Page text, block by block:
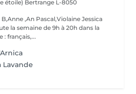
étoile) Bertrange L-8050
,An Pascal,Violaine Jessica
la semaine de 9h à 20h dans la
! Langue : français,...
Lavande